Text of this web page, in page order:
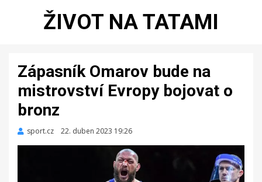
ŽIVOT NA TATAMI
Zápasník Omarov bude na
mistrovství Evropy bojovat o
bronz
sport.cz
Zveřejněno
22. duben 2023 19:26